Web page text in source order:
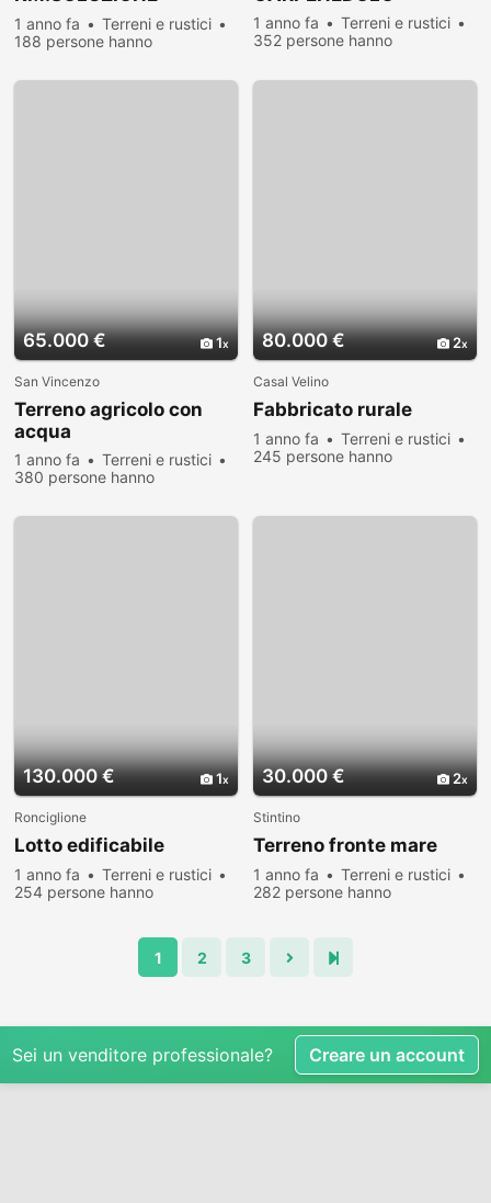
INDIPENDENTE SU DUE
LATI CO
1 anno fa
Terreni e rustici
188 persone hanno
1 anno fa
Terreni e rustici
352 persone hanno
65.000 € 1
San Vincenzo
Terreno agricolo con
acqua
1 anno fa
Terreni e rustici
380 persone hanno
80.000 € 2
Casal Velino
Fabbricato rurale
1 anno fa
Terreni e rustici
245 persone hanno
130.000 € 1
Ronciglione
Lotto edificabile
1 anno fa
Terreni e rustici
254 persone hanno
30.000 € 2
Stintino
Terreno fronte mare
1 anno fa
Terreni e rustici
282 persone hanno
1 2 3
Sei un venditore professionale? Creare un account